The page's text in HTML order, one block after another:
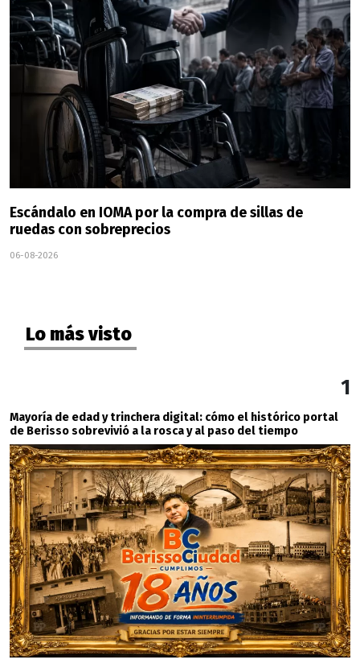
Escándalo en IOMA por la compra de sillas de
ruedas con sobreprecios
06-08-2026
Lo más visto
1
Mayoría de edad y trinchera digital: cómo el histórico portal
de Berisso sobrevivió a la rosca y al paso del tiempo